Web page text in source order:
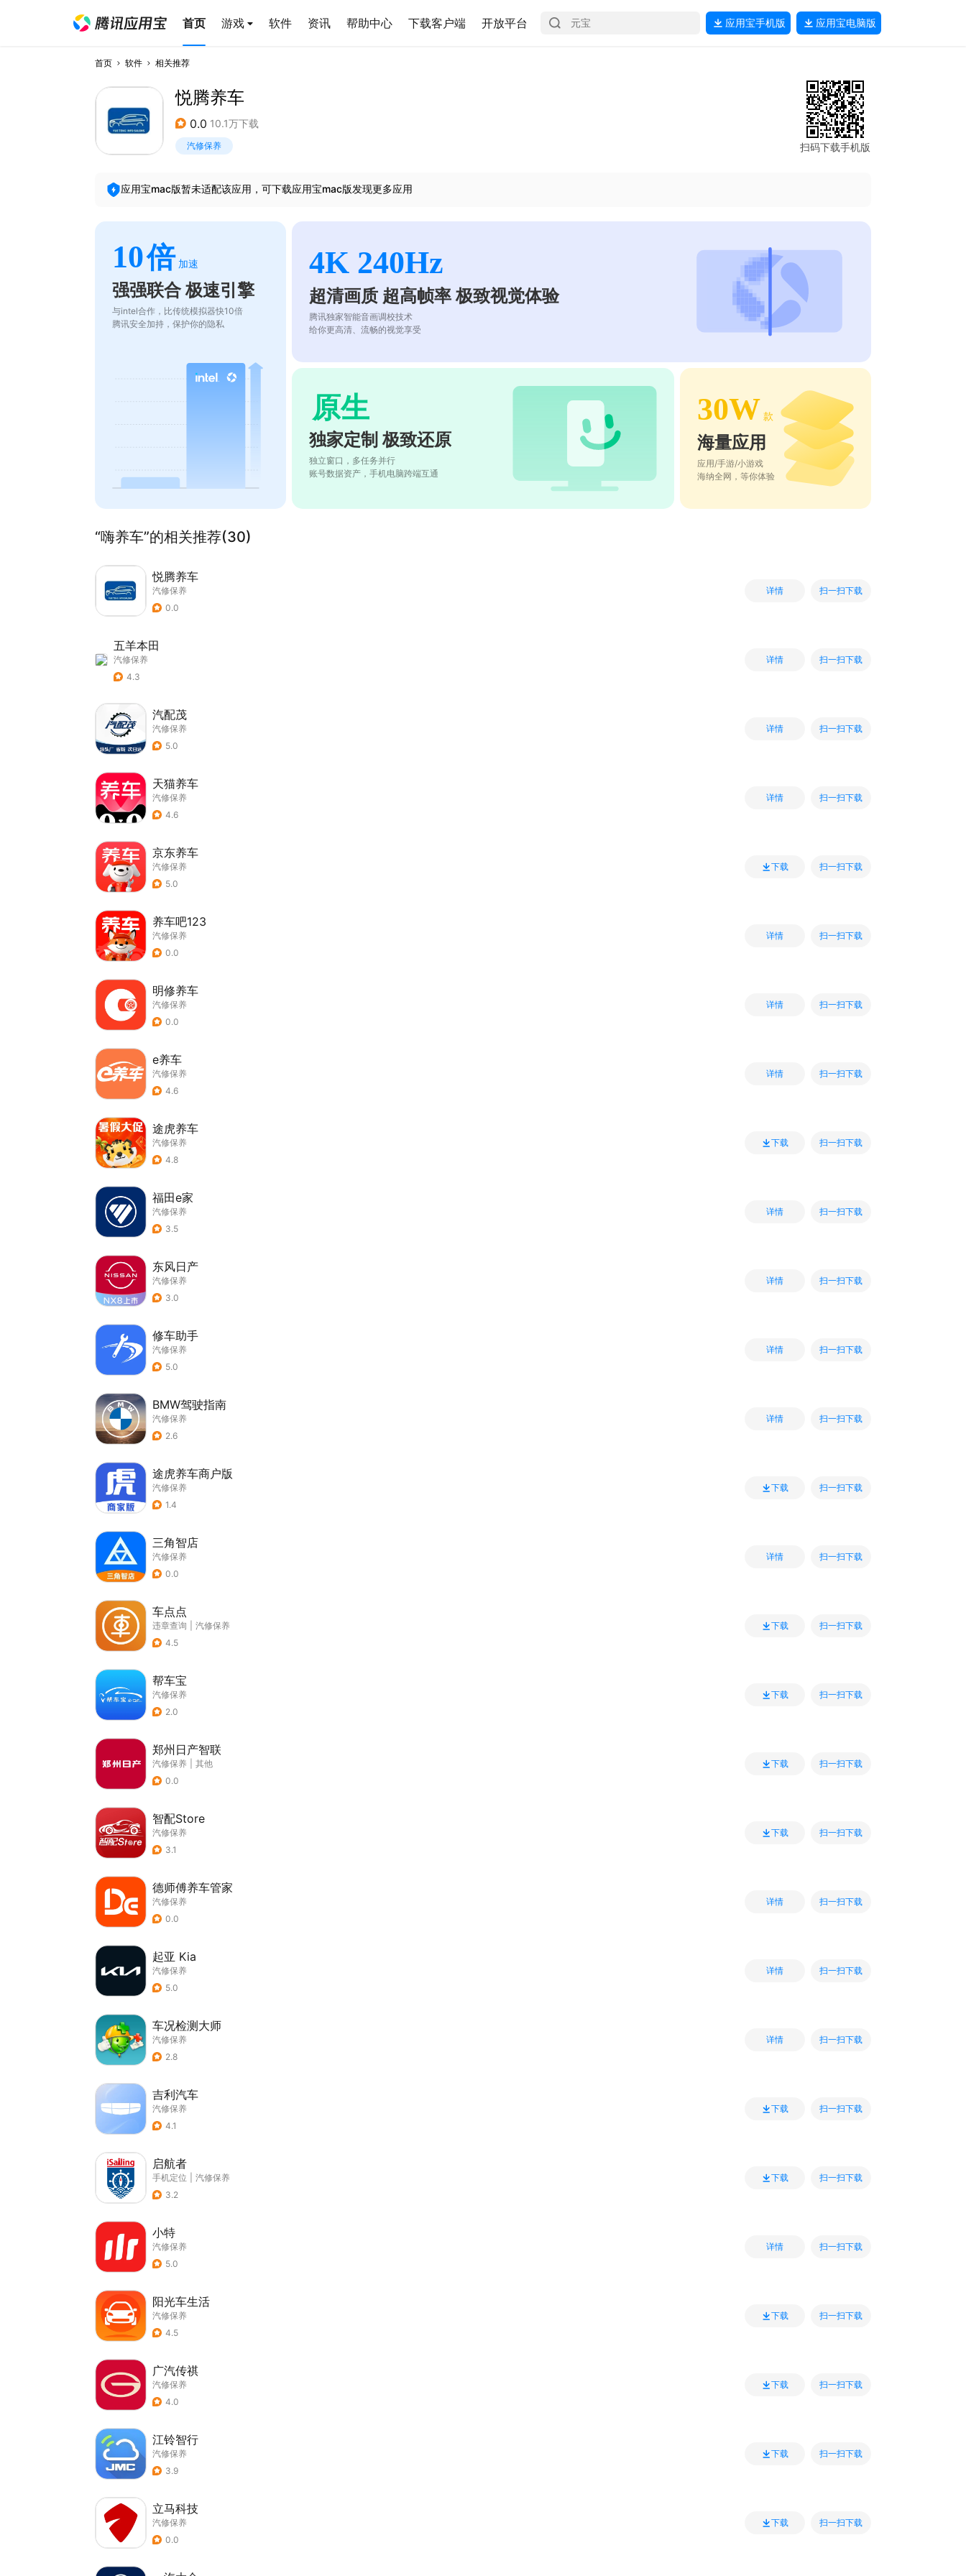
首页 游戏 软件 资讯 帮助中心 下载客户端 开放平台 应用宝手机版 应用宝电脑版
首页 软件 相关推荐
悦腾养车
0.0 10.1万下载
汽修保养 扫码下载手机版
应用宝mac版暂未适配该应用，可下载应用宝mac版发现更多应用
10倍 加速
强强联合 极速引擎
与intel合作，比传统模拟器快10倍
腾讯安全加持，保护你的隐私
4K 240Hz
超清画质 超高帧率 极致视觉体验
腾讯独家智能音画调校技术
给你更高清、流畅的视觉享受
原生
独家定制 极致还原
独立窗口，多任务并行
账号数据资产，手机电脑跨端互通
30W 款
海量应用
应用/手游/小游戏
海纳全网，等你体验
“嗨养车”的相关推荐(30)
悦腾养车
汽修保养
0.0
详情 扫一扫下载
五羊本田
汽修保养
4.3
详情 扫一扫下载
汽配茂
汽修保养
5.0
详情 扫一扫下载
天猫养车
汽修保养
4.6
详情 扫一扫下载
京东养车
汽修保养
5.0
下载 扫一扫下载
养车吧123
汽修保养
0.0
详情 扫一扫下载
明修养车
汽修保养
0.0
详情 扫一扫下载
e养车
汽修保养
4.6
详情 扫一扫下载
途虎养车
汽修保养
4.8
下载 扫一扫下载
福田e家
汽修保养
3.5
详情 扫一扫下载
东风日产
汽修保养
3.0
详情 扫一扫下载
修车助手
汽修保养
5.0
详情 扫一扫下载
BMW驾驶指南
汽修保养
2.6
详情 扫一扫下载
途虎养车商户版
汽修保养
1.4
下载 扫一扫下载
三角智店
汽修保养
0.0
详情 扫一扫下载
车点点
违章查询
汽修保养
4.5
下载 扫一扫下载
帮车宝
汽修保养
2.0
下载 扫一扫下载
郑州日产智联
汽修保养
其他
0.0
下载 扫一扫下载
智配Store
汽修保养
3.1
下载 扫一扫下载
德师傅养车管家
汽修保养
0.0
详情 扫一扫下载
起亚 Kia
汽修保养
5.0
详情 扫一扫下载
车况检测大师
汽修保养
2.8
详情 扫一扫下载
吉利汽车
汽修保养
4.1
下载 扫一扫下载
启航者
手机定位
汽修保养
3.2
下载 扫一扫下载
小特
汽修保养
5.0
详情 扫一扫下载
阳光车生活
汽修保养
4.5
下载 扫一扫下载
广汽传祺
汽修保养
4.0
下载 扫一扫下载
江铃智行
汽修保养
3.9
下载 扫一扫下载
立马科技
汽修保养
0.0
下载 扫一扫下载